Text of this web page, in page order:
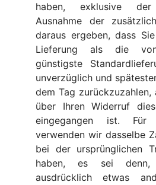
haben, exklusive
Ausnahme der
daraus ergeben, dass
Lieferung als die
günstigste
unverzüglich und
dem Tag
über Ihren Widerruf
eingegangen ist. Für
verwenden wir dasselbe
bei der ursprünglichen
haben, es sei
ausdrücklich etwas